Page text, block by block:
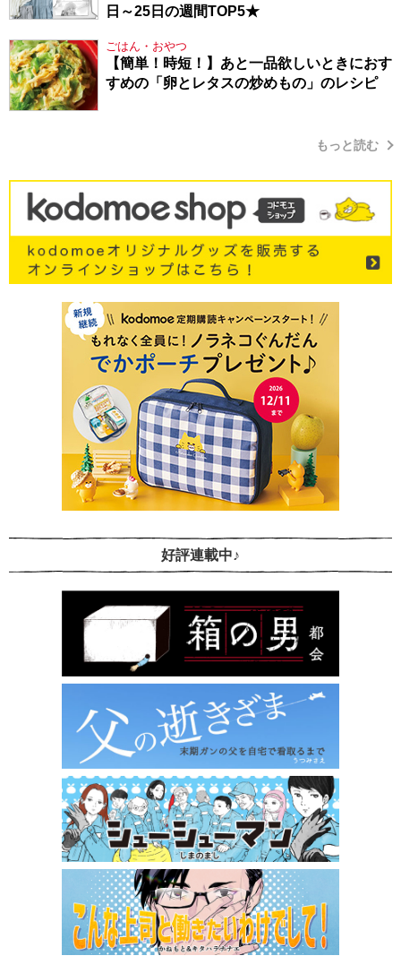
日～25日の週間TOP5★
ごはん・おやつ
【簡単！時短！】あと一品欲しいときにおす
すめの「卵とレタスの炒めもの」のレシピ
もっと読む
好評連載中♪